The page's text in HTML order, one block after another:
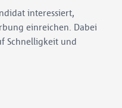
interessiert,
einreichen. Dabei
Schnelligkeit und